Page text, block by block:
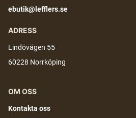
ebutik@lefflers.se
ADRESS
Lindövägen 55
60228 Norrköping
OM OSS
Kontakta oss